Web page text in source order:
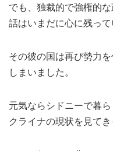
でも、独裁的で強権的
話はいまだに心に残って
その彼の国は再び勢力
しまいました。
元気ならシドニーで暮
クライナの現状を見て